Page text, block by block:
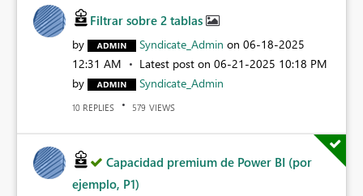
Filtrar sobre 2 tablas
by Syndicate_Admin on ‎06-18-2025
12:31 AM
Latest post on ‎06-21-2025 10:18 PM
by
Syndicate_Admin
10 REPLIES 579 VIEWS
Capacidad premium de Power BI (por
ejemplo, P1)